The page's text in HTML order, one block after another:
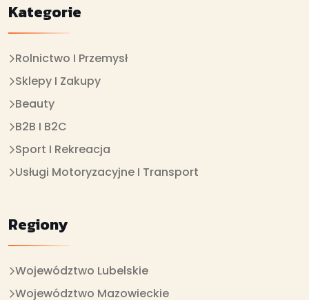
Kategorie
Rolnictwo I Przemysł
Sklepy I Zakupy
Beauty
B2B I B2C
Sport I Rekreacja
Usługi Motoryzacyjne I Transport
Regiony
Województwo Lubelskie
Województwo Mazowieckie